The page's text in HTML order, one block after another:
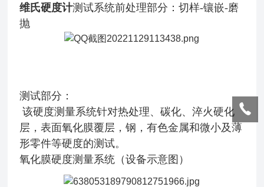
维氏硬度计测试系统前处理部分：切样-镶嵌-磨
抛
测试部分：
该硬度测量系统针对热处理、碳化、淬火硬化
层，表面氧化膜覆层，钢，有色金属和微小及薄
形零件等硬度的测试。
氧化膜硬度测量系统（设备示意图）